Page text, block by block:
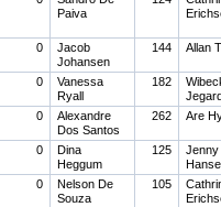
Paiva
0
Jacob
Johansen
144 Allan
0
Vanessa
Ryall
182
0
Alexandre
Dos Santos
262 Are
0
Dina
Heggum
125
Jenny
0
Nelson De
Souza
105